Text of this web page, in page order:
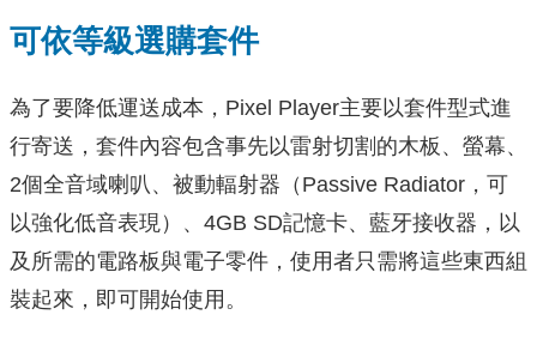
可依等級選購套件
為了要降低運送成本，Pixel Player主要以套件型式進
行寄送，套件內容包含事先以雷射切割的木板、螢幕、
2個全音域喇叭、被動輻射器（Passive Radiator，可
以強化低音表現）、4GB SD記憶卡、藍牙接收器，以
及所需的電路板與電子零件，使用者只需將這些東西組
裝起來，即可開始使用。